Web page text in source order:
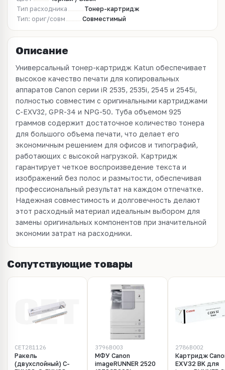
Тип расходника
Тонер-картридж
Тип: ориг/совм
Совместимый
Описание
Универсальный тонер-картридж Katun обеспечивает
высокое качество печати для копировальных
аппаратов Canon серии iR 2535, 2535i, 2545 и 2545i,
полностью совместим с оригинальными картриджами
С-EXV32, GPR-34 и NPG-50. Туба объемом 925
граммов содержит достаточное количество тонера
для большого объема печати, что делает его
экономичным решением для офисов и типографий,
работающих с высокой нагрузкой. Картридж
гарантирует четкое воспроизведение текста и
изображений без полос и размытости, обеспечивая
профессиональный результат на каждом отпечатке.
Надежная совместимость и долговечность делают
этот расходный материал идеальным выбором для
замены оригинальных компонентов при значительной
экономии затрат на расходники.
Сопутствующие товары
CET281126
Ракель
(двухслойный) C-
3796B003
МФУ Canon
imageRUNNER 2520
2786B002
Картридж
EXV32 BK для